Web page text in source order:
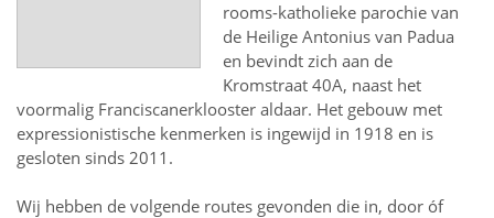
rooms-katholieke parochie van
de Heilige Antonius van Padua
en bevindt zich aan de
Kromstraat 40A, naast het
voormalig Franciscanerklooster aldaar. Het gebouw met
expressionistische kenmerken is ingewijd in 1918 en is
gesloten sinds 2011.
Wij hebben de volgende routes gevonden die in, door óf